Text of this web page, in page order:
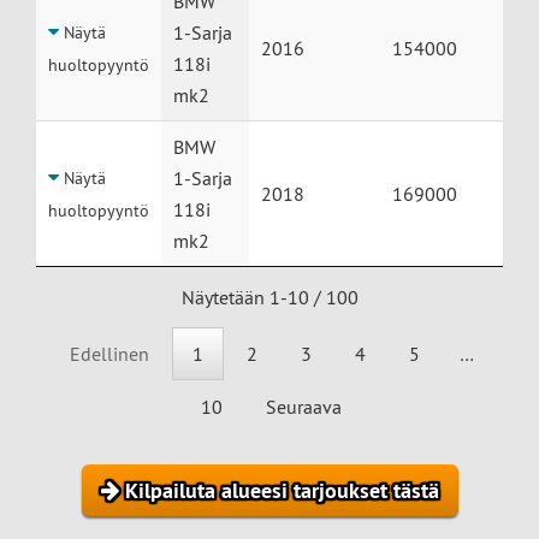
Näytä
huoltopyyntö
1-Sarja
118i
mk2
2016 154000
Näytä
huoltopyyntö
BMW
1-Sarja
118i
mk2
2018 169000
Näytetään 1-10 / 100
Edellinen 1 2 3 4 5 …
10 Seuraava
Kilpailuta alueesi tarjoukset tästä